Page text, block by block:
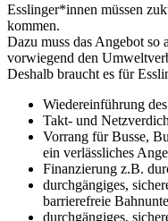
Esslinger*innen müssen
kommen.
Dazu muss das Angebot so
vorwiegend den
Deshalb braucht es für
Wiedereinführung
Takt- und
Vorrang für Busse,
ein verlässliches
Finanzierung z.B.
durchgängiges,
barrierefreie
durchgängiges,